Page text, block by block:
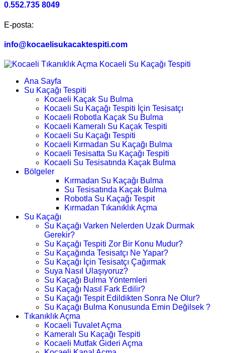
0.552.735 8049
E-posta:
info@kocaelisukacaktespiti.com
Ana Sayfa
Su Kaçağı Tespiti
Kocaeli Kaçak Su Bulma
Kocaeli Su Kaçağı Tespiti İçin Tesisatçı
Kocaeli Robotla Kaçak Su Bulma
Kocaeli Kameralı Su Kaçak Tespiti
Kocaeli Su Kaçağı Tespiti
Kocaeli Kırmadan Su Kaçağı Bulma
Kocaeli Tesisatta Su Kaçağı Tespiti
Kocaeli Su Tesisatında Kaçak Bulma
Bölgeler
Kırmadan Su Kaçağı Bulma
Su Tesisatında Kaçak Bulma
Robotla Su Kaçağı Tespit
Kırmadan Tıkanıklık Açma
Su Kaçağı
Su Kaçağı Varken Nelerden Uzak Durmak
Gerekir?
Su Kaçağı Tespiti Zor Bir Konu Mudur?
Su Kaçağında Tesisatçı Ne Yapar?
Su Kaçağı İçin Tesisatçı Çağırmak
Suya Nasıl Ulaşıyoruz?
Su Kaçağı Bulma Yöntemleri
Su Kaçağı Nasıl Fark Edilir?
Su Kaçağı Tespit Edildikten Sonra Ne Olur?
Su Kaçağı Bulma Konusunda Emin Değilsek ?
Tıkanıklık Açma
Kocaeli Tuvalet Açma
Kameralı Su Kaçağı Tespiti
Kocaeli Mutfak Gideri Açma